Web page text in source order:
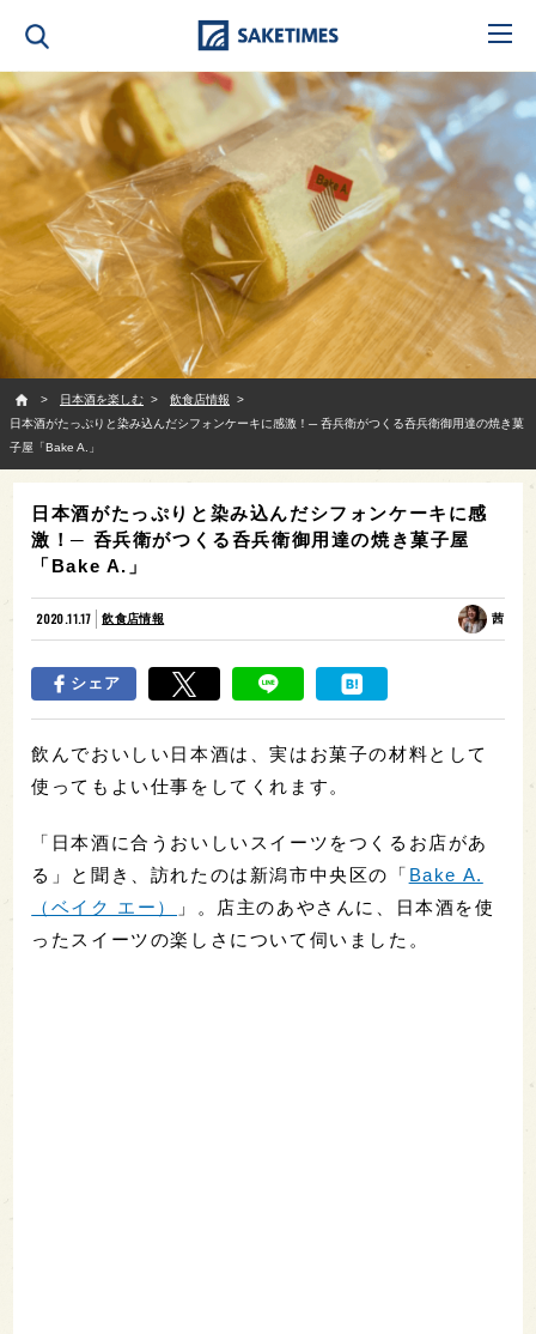
日本酒を楽しむ
飲食店情報
日本酒がたっぷりと染み込んだシフォンケーキに感激！─ 呑兵衛がつくる呑兵衛御用達の焼き菓
子屋「Bake A.」
日本酒がたっぷりと染み込んだシフォンケーキに感
激！─ 呑兵衛がつくる呑兵衛御用達の焼き菓子屋
「Bake A.」
2020.11.17 飲食店情報 茜
シェア
飲んでおいしい日本酒は、実はお菓子の材料として
使ってもよい仕事をしてくれます。
「日本酒に合うおいしいスイーツをつくるお店があ
る」と聞き、訪れたのは新潟市中央区の「 Bake A.
（ベイク エー）
」。店主のあやさんに、日本酒を使
ったスイーツの楽しさについて伺いました。